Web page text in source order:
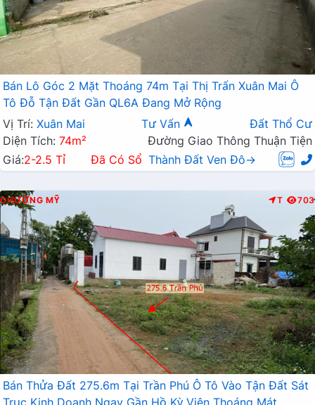
Bán Lô Góc 2 Mặt Thoáng 74m Tại Thị Trấn Xuân Mai Ô
Tô Đỗ Tận Đất Gần QL6A Đang Mở Rộng
Vị Trí: Xuân Mai Tư Vấn
Đất Thổ Cư
Diện Tích: 74m²
Đường Giao Thông Thuận Tiện
Giá:2-2.5 Tỉ Đã Có Sổ Thành Đất Ven Đô→
CHƯƠNG MỸ T 703
Bán Thửa Đất 275.6m Tại Trần Phú Ô Tô Vào Tận Đất Sát
Trục Kinh Doanh Ngay Gần Hồ Kỳ Viên Thoáng Mát